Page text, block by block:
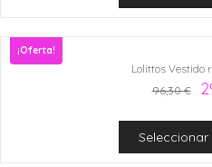
¡Oferta!
Lolittos Vestido
96,30€